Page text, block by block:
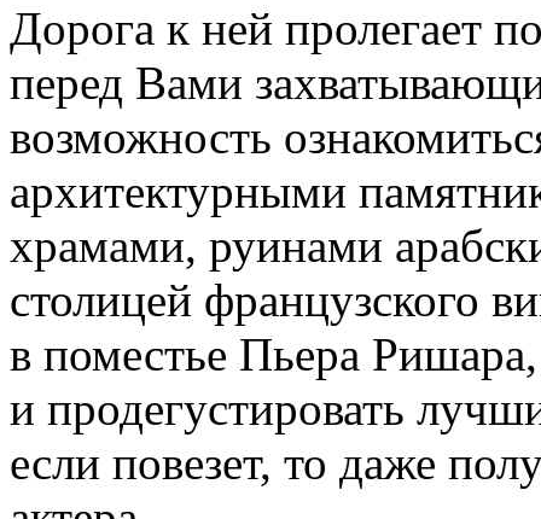
Дорога к ней пролегает
перед Вами
возможность
архитектурными
храмами, руинами
столицей французского
в поместье Пьера
и продегустировать
если повезет, то даже